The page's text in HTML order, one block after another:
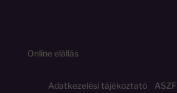
Online elállás
Adatkezelési tájékoztatóASZF